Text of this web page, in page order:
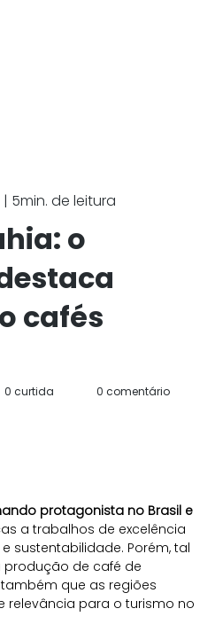
5min. de leitura
o
cafés
0 comentário
0 curtida
protagonista no Brasil e
a trabalhos de excelência
sustentabilidade. Porém, tal
de café de
que as regiões
relevância para o turismo no